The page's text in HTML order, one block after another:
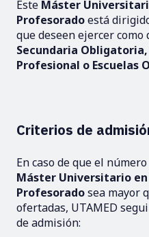
Este Máster
Profesoradoestá
que deseen ejercer como
Secundaria
Profesional o Escuelas
Criterios de
En caso de que el
Máster Universitario
Profesoradosea mayor
ofertadas, UTAMED
de admisión: